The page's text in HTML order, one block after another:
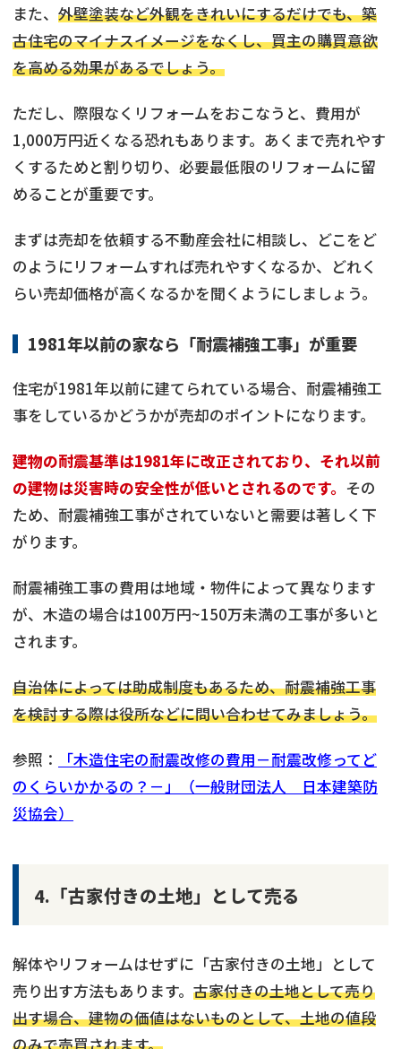
また、 外壁塗装など外観をきれいにするだけでも、築
古住宅のマイナスイメージをなくし、買主の購買意欲
を高める効果があるでしょう。
ただし、際限なくリフォームをおこなうと、費用が
1,000万円近くなる恐れもあります。あくまで売れやす
くするためと割り切り、必要最低限のリフォームに留
めることが重要です。
まずは売却を依頼する不動産会社に相談し、どこをど
のようにリフォームすれば売れやすくなるか、どれく
らい売却価格が高くなるかを聞くようにしましょう。
1981年以前の家なら「耐震補強工事」が重要
住宅が1981年以前に建てられている場合、耐震補強工
事をしているかどうかが売却のポイントになります。
建物の耐震基準は1981年に改正されており、それ以前
の建物は災害時の安全性が低いとされるのです。 その
ため、耐震補強工事がされていないと需要は著しく下
がります。
耐震補強工事の費用は地域・物件によって異なります
が、木造の場合は100万円~150万未満の工事が多いと
されます。
自治体によっては助成制度もあるため、耐震補強工事
を検討する際は役所などに問い合わせてみましょう。
参照：
「木造住宅の耐震改修の費用－耐震改修ってど
のくらいかかるの？－」（一般財団法人 日本建築防
災協会）
4.「古家付きの土地」として売る
解体やリフォームはせずに「古家付きの土地」として
売り出す方法もあります。 古家付きの土地として売り
出す場合、建物の価値はないものとして、土地の値段